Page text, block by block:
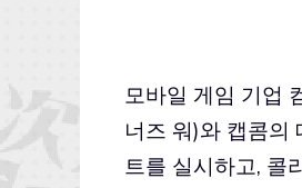
모바일 게임 기업
너즈 워)와 캡콤의
트를 실시하고, 콜